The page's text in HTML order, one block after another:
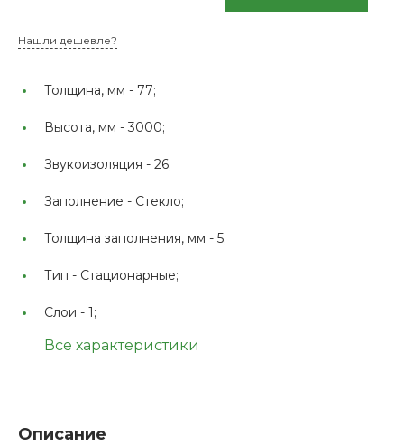
Нашли дешевле?
Толщина, мм - 77;
Высота, мм - 3000;
Звукоизоляция - 26;
Заполнение - Стекло;
Толщина заполнения, мм - 5;
Тип - Стационарные;
Слои - 1;
Все характеристики
Описание